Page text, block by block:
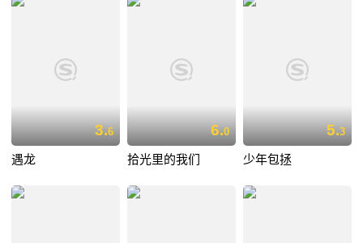
3.6
遇龙
6.0
拾光里的我们
5.3
少年包拯